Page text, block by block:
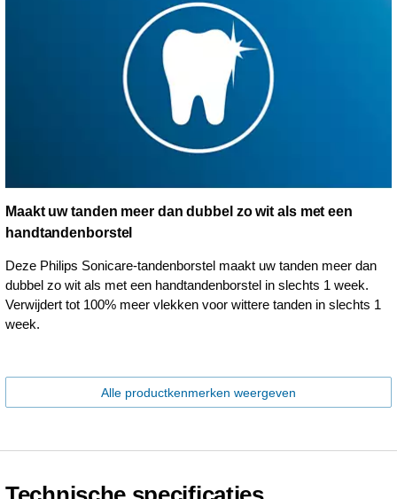
Maakt uw tanden meer dan dubbel zo wit als met een
handtandenborstel
Deze Philips Sonicare-tandenborstel maakt uw tanden meer dan
dubbel zo wit als met een handtandenborstel in slechts 1 week.
Verwijdert tot 100% meer vlekken voor wittere tanden in slechts 1
week.
Alle productkenmerken weergeven